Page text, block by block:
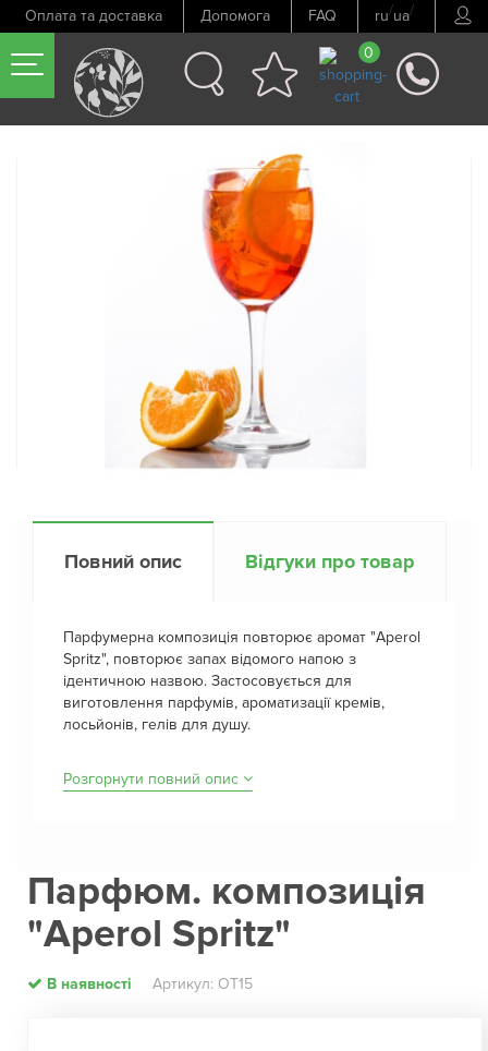
Оплата та доставка Допомога FAQ ru/ua/
0
Попередній товар Наступний товар
Повний опис Відгуки про товар
Парфумерна композиція повторює аромат "Aperol
Spritz", повторює запах відомого напою з
ідентичною назвою. Застосовується для
виготовлення парфумів, ароматизації кремів,
лосьйонів, гелів для душу.
Розгорнути повний опис
Парфюм. композиція
"Aperol Spritz"
В наявності Артикул: ОТ15